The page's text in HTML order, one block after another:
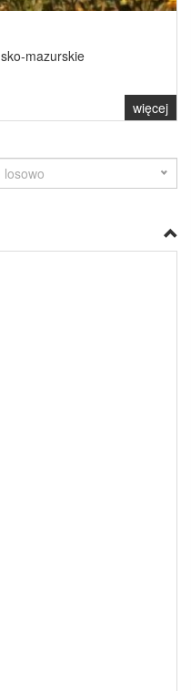
mazurskie
więcej
losowo